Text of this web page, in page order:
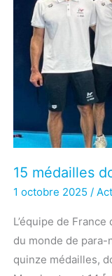
15 médailles
1 octobre 2025/
L’équipe de
du monde de
quinze médailles,